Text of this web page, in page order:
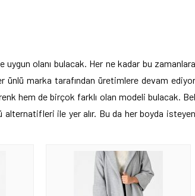
uygun olanı bulacak. Her ne kadar bu zamanlara
ünlü marka tarafından üretimlere devam ediyor
hem de birçok farklı olan modeli bulacak. Bel
alternatifleri ile yer alır. Bu da her boyda isteyen